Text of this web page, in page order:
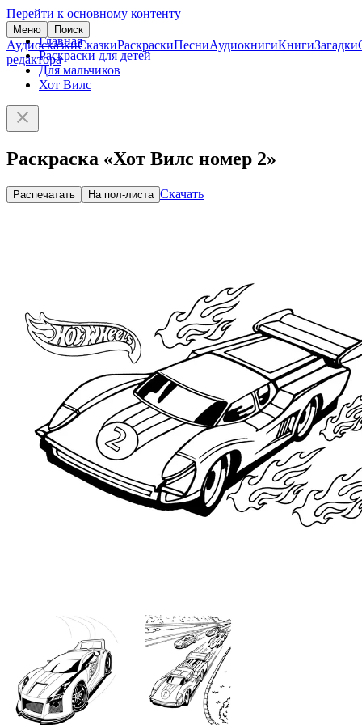
Перейти к основному контенту
Меню Поиск
АудиосказкиСказкиРаскраскиПесниАудиокнигиКнигиЗагадки
редактора
Главная
Раскраски для детей
Для мальчиков
Хот Вилс
Раскраска «Хот Вилс номер 2»
Распечатать На пол-листа Скачать